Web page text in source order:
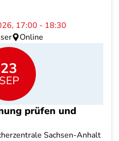
17:00 - 18:30
Online
23
SEP
prüfen und
Sachsen-Anhalt